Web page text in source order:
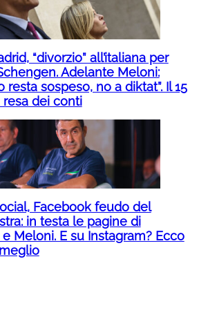
“divorzio” all’italiana per
Adelante Meloni:
resta sospeso, no a diktat”. Il 15
dei conti
Facebook feudo del
in testa le pagine di
Meloni. E su Instagram? Ecco